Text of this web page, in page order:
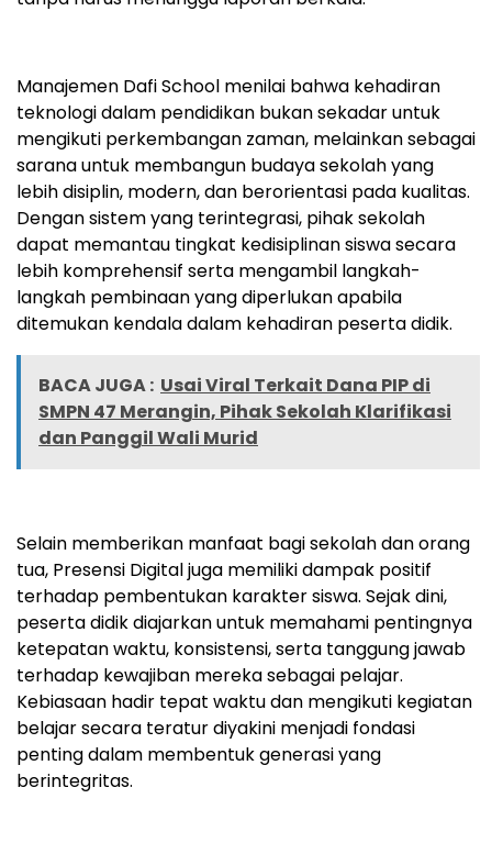
Manajemen Dafi School menilai bahwa kehadiran
teknologi dalam pendidikan bukan sekadar untuk
mengikuti perkembangan zaman, melainkan sebagai
sarana untuk membangun budaya sekolah yang
lebih disiplin, modern, dan berorientasi pada kualitas.
Dengan sistem yang terintegrasi, pihak sekolah
dapat memantau tingkat kedisiplinan siswa secara
lebih komprehensif serta mengambil langkah-
langkah pembinaan yang diperlukan apabila
ditemukan kendala dalam kehadiran peserta didik.
BACA JUGA : Usai Viral Terkait Dana PIP di
SMPN 47 Merangin, Pihak Sekolah Klarifikasi
dan Panggil Wali Murid
Selain memberikan manfaat bagi sekolah dan orang
tua, Presensi Digital juga memiliki dampak positif
terhadap pembentukan karakter siswa. Sejak dini,
peserta didik diajarkan untuk memahami pentingnya
ketepatan waktu, konsistensi, serta tanggung jawab
terhadap kewajiban mereka sebagai pelajar.
Kebiasaan hadir tepat waktu dan mengikuti kegiatan
belajar secara teratur diyakini menjadi fondasi
penting dalam membentuk generasi yang
berintegritas.